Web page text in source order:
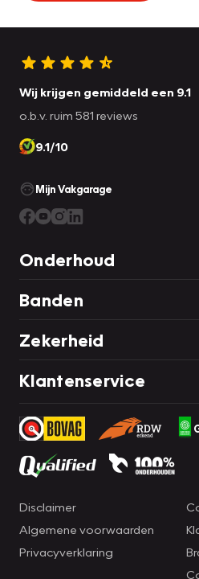
Wij krijgen gemiddeld een 9.1
o.b.v. ruim 581 reviews
9.1/10
Mijn Vakgarage
Onderhoud
Banden
Zekerheid
Klantenservice
Disclaimer
Algemene voorwaarden
Privacyverklaring